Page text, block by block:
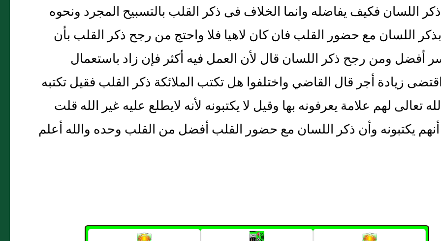
ذكر اللسان فكيف يفاضله وانما الخلاف فى ذكر القلب بالتسبيح المجرد ونحوه
بذكر اللسان مع حضور القلب فان كان لاهيا فلا واحتج من رجح ذكر القلب بأن
أفضل ومن رجح ذكر اللسان قال لأن العمل فيه أكثر فإن زاد باستعمال
زيادة أجر قال القاضي واختلفوا هل تكتب الملائكة ذكر القلب فقيل تكتبه
تعالى لهم علامة يعرفونه بها وقيل لا يكتبونه لأنه لايطلع عليه غير الله قلت
يكتبونه وأن ذكر اللسان مع حضور القلب أفضل من القلب وحده والله أعلم